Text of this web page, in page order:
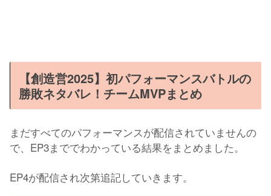
【創造営2025】初パフォーマンスバトルの
勝敗ネタバレ！チームMVPまとめ
まだすべてのパフォーマンスが配信されていませんの
で、EP3まででわかっている結果をまとめました。
EP4が配信され次第追記していきます。